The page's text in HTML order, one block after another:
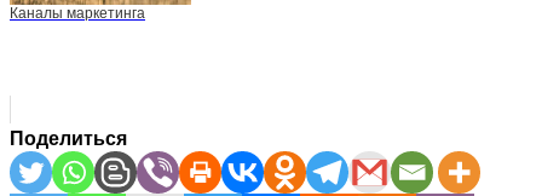
Каналы маркетинга
Поделиться